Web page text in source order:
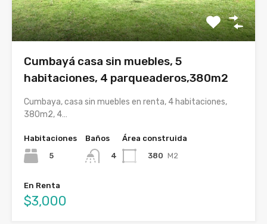
Cumbayá casa sin muebles, 5
habitaciones, 4 parqueaderos,380m2
Cumbaya, casa sin muebles en renta, 4 habitaciones,
380m2, 4…
Habitaciones
5
Baños
4
Área construida
380 M2
En Renta
$3,000